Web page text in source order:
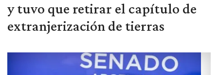
y tuvo que retirar el capítulo de
extranjerización de tierras